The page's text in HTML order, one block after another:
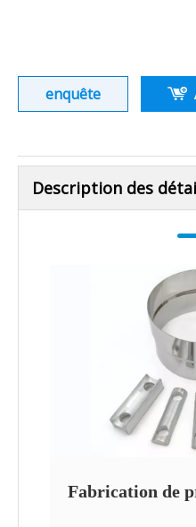
enquête
Description des
Fabrication de